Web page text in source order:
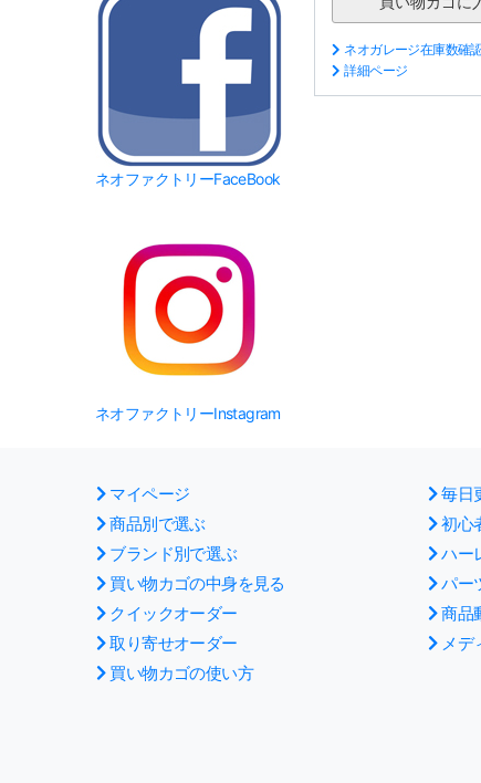
ネオファクトリーFaceBook
ネオファクトリーInstagram
ネオガレージ在庫数確
詳細ページ
マイページ
商品別で選ぶ
ブランド別で選ぶ
買い物カゴの中身を見る
クイックオーダー
取り寄せオーダー
買い物カゴの使い方
毎日
初心
ハー
パー
商品
メデ